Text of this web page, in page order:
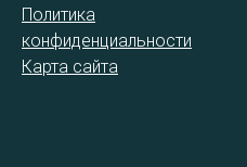
Политика
конфиденциальности
Карта сайта